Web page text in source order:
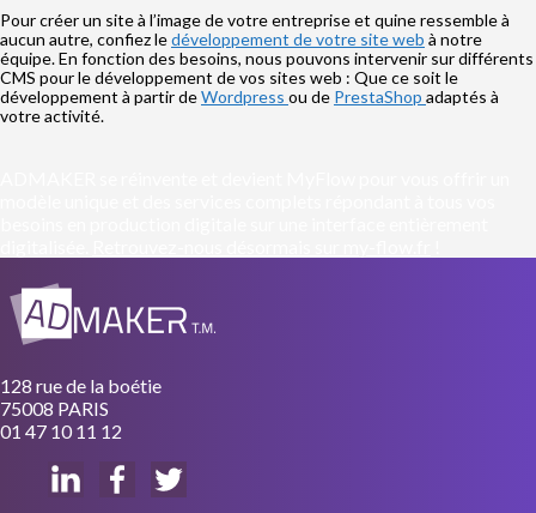
Pour créer un site à l’image de votre entreprise et quine ressemble à
aucun autre, confiez ledéveloppement de votre site web à notre
équipe. En fonction des besoins, nous pouvons intervenir sur différents
CMS pour le développement de vos sites web : Que ce soit le
développement à partir deWordpress ou de PrestaShop adaptés à
votre activité.
128 rue de la boétie
75008 PARIS
01 47 10 11 12